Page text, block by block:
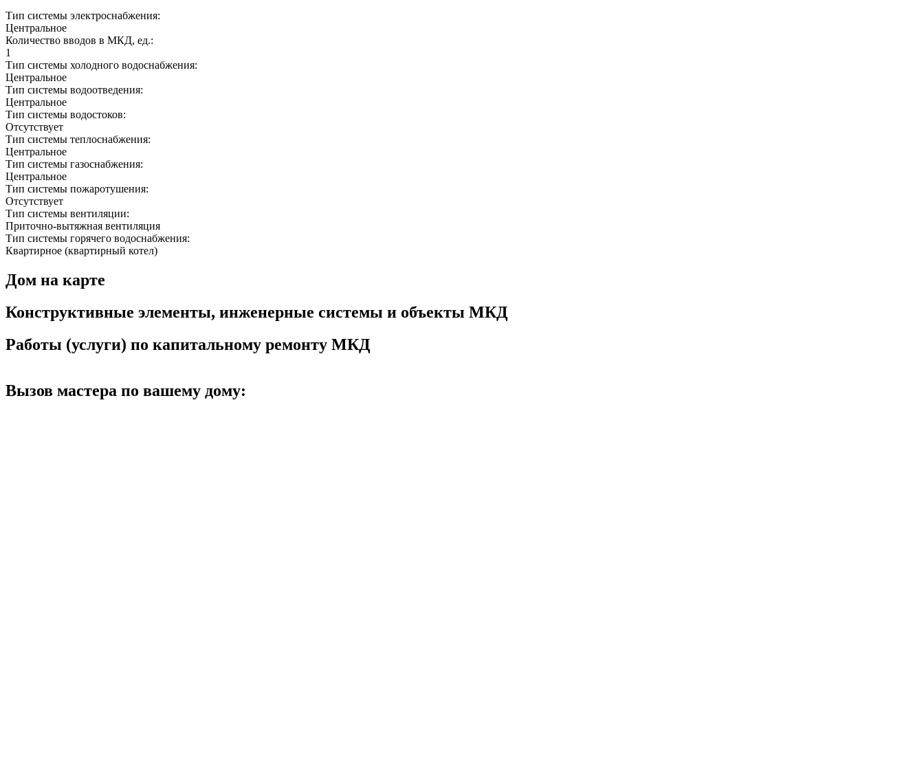
Тип системы электроснабжения:
Центральное
Количество вводов в МКД, ед.:
1
Тип системы холодного водоснабжения:
Центральное
Тип системы водоотведения:
Центральное
Тип системы водостоков:
Отсутствует
Тип системы теплоснабжения:
Центральное
Тип системы газоснабжения:
Центральное
Тип системы пожаротушения:
Отсутствует
Тип системы вентиляции:
Приточно-вытяжная вентиляция
Тип системы горячего водоснабжения:
Квартирное (квартирный котел)
Дом на карте
Конструктивные элементы, инженерные системы и объекты МКД
Работы (услуги) по капитальному ремонту МКД
Вызов мастера по вашему дому: